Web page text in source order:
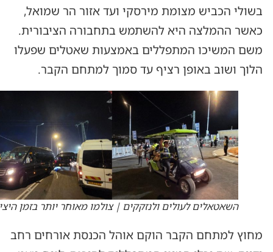
בשולי הכביש מצומת מירסקי ועד אזור הר שמואל,
כאשר ההמלצה היא להשתמש בתחבורה הציבורית.
משם המשיכו המתפללים באמצעות שאטלים שפעלו
הלוך ושוב באופן רציף עד סמוך למתחם הקבר.
השאטאלים לעולים ולנזקקים | צולמו מאוחר יותר בזמן
מחוץ למתחם הקבר הוקם אוהל הכנסת אורחים רחב